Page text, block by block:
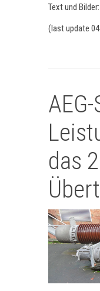
Text und
(last update
das